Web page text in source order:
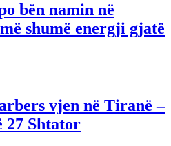
bën namin në
shumë energji gjatë
vjen në Tiranë –
27 Shtator